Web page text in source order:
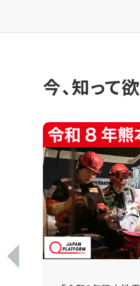
今、知って